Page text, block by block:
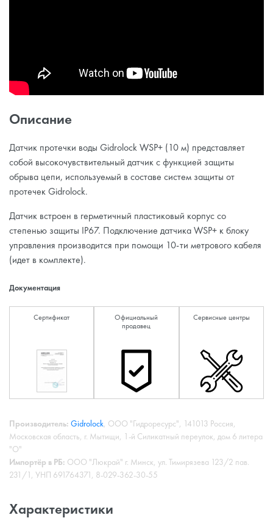
Описание
Датчик протечки воды Gidrolock WSP+ (10 м) представляет
собой высокочувствительный датчик с функцией защиты
обрыва цепи, используемый в составе систем защиты от
протечек Gidrolock.
Датчик встроен в герметичный пластиковый корпус со
степенью защиты IP67. Подключение датчика WSP+ к блоку
управления производится при помощи 10-ти метрового кабеля
(идет в комплекте).
Документация
Сертификат
Официальный
продавец
Сервисные центры
Производитель: Gidrolock, ООО "Гидроресурс", 141013 Россия,
Московская область, г. Мытищи, 1-й Силикатный переулок, дом 6 литера
"О"
Импортёр в РБ: ООО "Люкрай" г. Минск, ул. Тимирязева 123/2 пав.
231/1, УНП 691764371, 8-029-362-30-55
Характеристики